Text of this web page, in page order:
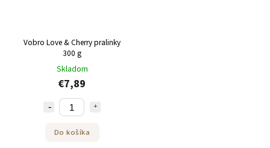
Vobro Love & Cherry pralinky
300 g
Skladom
€7,89
Do košíka